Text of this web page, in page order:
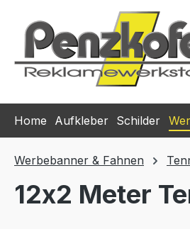
Hauptinhalt springen
Zur Hauptnavigation springen
Home Aufkleber Schilder
Werbebanner & Fahnen
12x2 Meter